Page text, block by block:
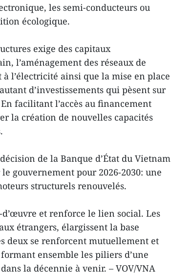
les semi-conducteurs ou
écologique.
exige des capitaux
l’aménagement des réseaux de
l’électricité ainsi que la mise en place
d’investissements qui pèsent sur
facilitant l’accès au financement
la création de nouvelles capacités
de la Banque d’État du Vietnam
gouvernement pour 2026-2030: une
structurels renouvelés.
et renforce le lien social. Les
étrangers, élargissent la base
deux se renforcent mutuellement et
ensemble les piliers d’une
la décennie à venir. – VOV/VNA